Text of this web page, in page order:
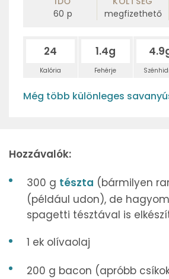
60 p
megfizethető
24
Kalória
1.4g
Fehérje
Még több különleges
Hozzávalók:
300 g tészta (bármilyen
(például udon), de
spagetti tésztával is
1 ek olívaolaj
200 g bacon (apróbb